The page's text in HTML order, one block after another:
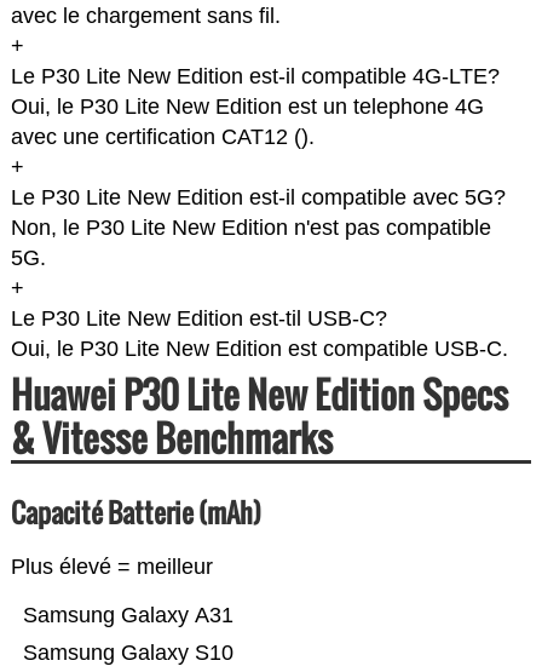
avec le chargement sans fil.
+
Le P30 Lite New Edition est-il compatible 4G-LTE?
Oui, le P30 Lite New Edition est un telephone 4G
avec une certification CAT12 ().
+
Le P30 Lite New Edition est-il compatible avec 5G?
Non, le P30 Lite New Edition n'est pas compatible
5G.
+
Le P30 Lite New Edition est-til USB-C?
Oui, le P30 Lite New Edition est compatible USB-C.
Huawei P30 Lite New Edition Specs
& Vitesse Benchmarks
Capacité Batterie (mAh)
Plus élevé = meilleur
Samsung Galaxy S10
Samsung Galaxy A31